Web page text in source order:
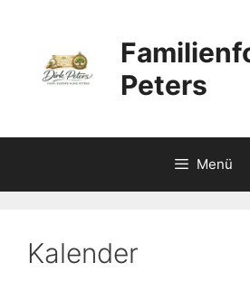
springen
Peters
Menü
Kalender